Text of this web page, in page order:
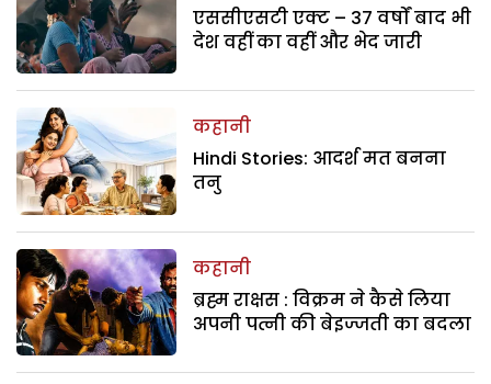
एससीएसटी एक्ट – 37 वर्षों बाद भी
देश वहीं का वहीं और भेद जारी
कहानी
Hindi Stories: आदर्श मत बनना
तनु
कहानी
ब्रह्म राक्षस : विक्रम ने कैसे लिया
अपनी पत्नी की बेइज्जती का बदला